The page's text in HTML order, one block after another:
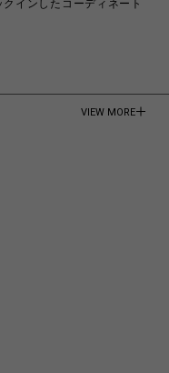
インしたコーディネート
VIEW MORE